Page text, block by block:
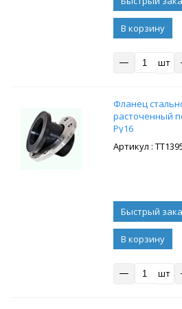
В корзину
шт
Фланец
расточенный
Ру16
:
В корзину
шт